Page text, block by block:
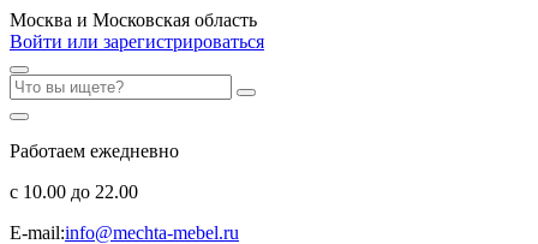
Москва и Московская область
Войти или зарегистрироваться
Работаем ежедневно
с 10.00 до 22.00
E-mail:info@mechta-mebel.ru